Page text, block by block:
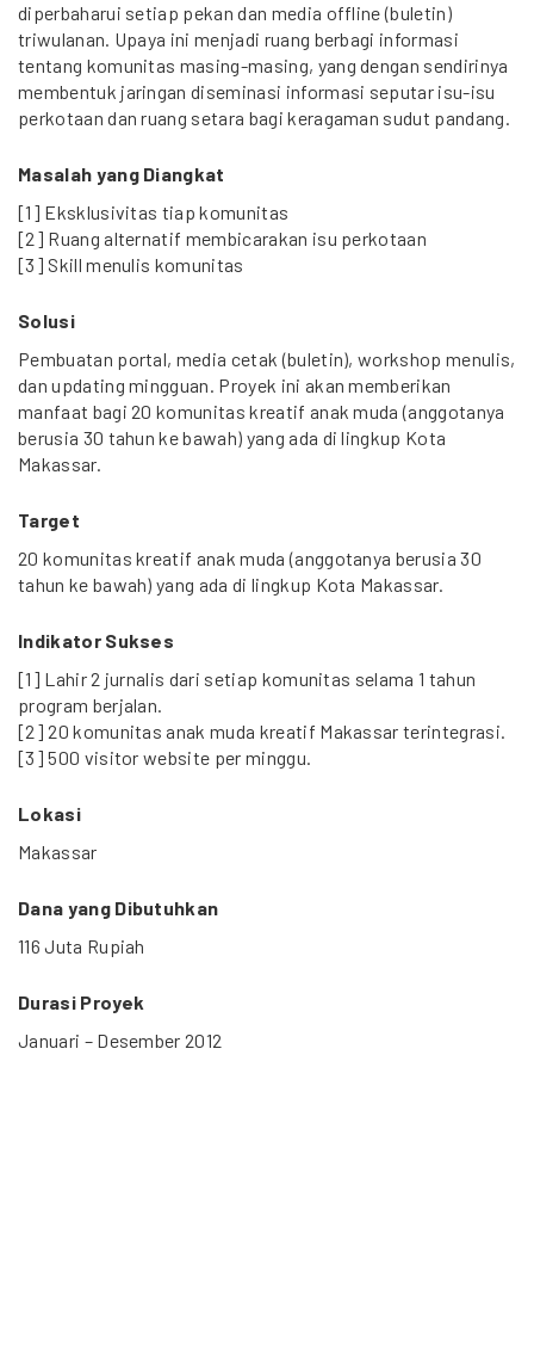
diperbaharui setiap pekan dan media offline (buletin)
triwulanan. Upaya ini menjadi ruang berbagi informasi
tentang komunitas masing-masing, yang dengan sendirinya
membentuk jaringan diseminasi informasi seputar isu-isu
perkotaan dan ruang setara bagi keragaman sudut pandang.
Masalah yang Diangkat
[1] Eksklusivitas tiap komunitas
[2] Ruang alternatif membicarakan isu perkotaan
[3] Skill menulis komunitas
Solusi
Pembuatan portal, media cetak (buletin), workshop menulis,
dan updating mingguan. Proyek ini akan memberikan
manfaat bagi 20 komunitas kreatif anak muda (anggotanya
berusia 30 tahun ke bawah) yang ada di lingkup Kota
Makassar.
Target
20 komunitas kreatif anak muda (anggotanya berusia 30
tahun ke bawah) yang ada di lingkup Kota Makassar.
Indikator Sukses
[1] Lahir 2 jurnalis dari setiap komunitas selama 1 tahun
program berjalan.
[2] 20 komunitas anak muda kreatif Makassar terintegrasi.
[3] 500 visitor website per minggu.
Lokasi
Makassar
Dana yang Dibutuhkan
116 Juta Rupiah
Durasi Proyek
Januari – Desember 2012